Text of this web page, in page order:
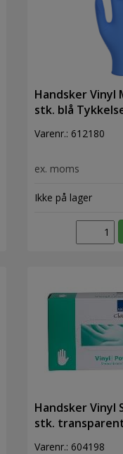
Handsker Vinyl
stk. blå
Varenr.: 612180
ex. moms
Ikke på lager
Handsker Vinyl
stk.
Varenr.: 604198